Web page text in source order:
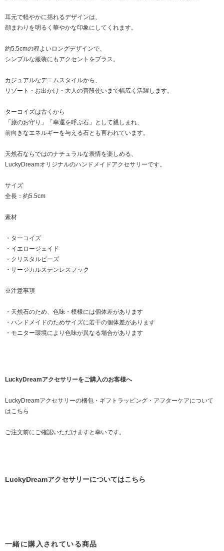
耳元で軽やかに揺れるデザインは、
顔まわりを明るく華やかな印象にしてくれます。
約5.5cmの程よいロングデザインで、
シンプルな服装にもアクセントをプラス。
カジュアルなデニムスタイルから、
リゾート・お出かけ・大人の普段使いまで幅広く活躍します。
ターコイズは古くから
「旅のお守り」「幸運を呼ぶ石」として親しまれ、
前向きなエネルギーを与える石とも言われています。
天然石ならではのナチュラルな表情を楽しめる、
LuckyDreamオリジナルのハンドメイドアクセサリーです。
サイズ
全長：約5.5cm
素材
・ターコイズ
・イエロージェイド
・クリスタルビーズ
・サージカルステンレスフック
※注意事項
・天然石のため、色味・模様には個体差があります
・ハンドメイドのためサイズに若干の個体差があります
・モニター環境により色味が異なる場合があります
LuckyDreamアクセサリーをご購入のお客様へ
LuckyDreamアクセサリーの梱包・ギフトラッピング・アフターケアについて
はこちら
ご注文前にご確認いただけますと幸いです。
LuckyDreamアクセサリーについてはこちら
一緒に購入されている商品